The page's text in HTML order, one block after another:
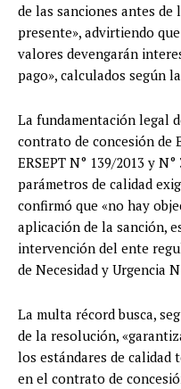
de las sanciones antes
presente», advirtiendo
valores devengarán
pago», calculados según
La fundamentación legal
contrato de concesión de
ERSEPT N° 139/2013 y
parámetros de calidad
confirmó que «no hay
aplicación de la sanción,
intervención del ente
de Necesidad y Urgencia
La multa récord busca,
de la resolución,
los estándares de calidad
en el contrato de